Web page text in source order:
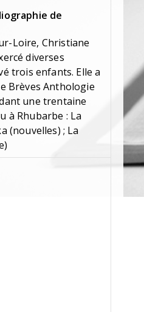
de
Loire, Christiane
diverses
trois enfants. Elle a
Brèves Anthologie
une trentaine
à Rhubarbe : La
(nouvelles) ; La